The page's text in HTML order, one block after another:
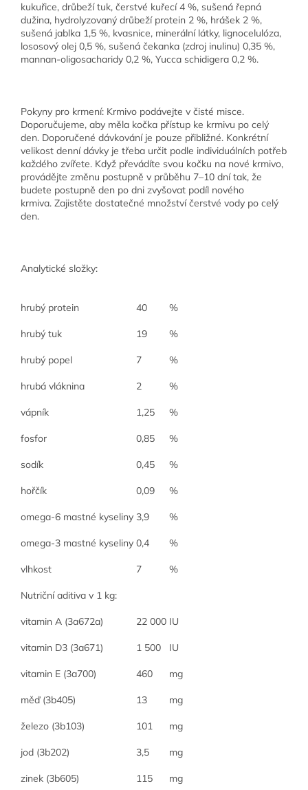
kukuřice, drůbeží tuk, čerstvé kuřecí 4 %, sušená řepná
dužina, hydrolyzovaný drůbeží protein 2 %, hrášek 2 %,
sušená jablka 1,5 %, kvasnice, minerální látky, lignocelulóza,
lososový olej 0,5 %, sušená čekanka (zdroj inulinu) 0,35 %,
mannan-oligosacharidy 0,2 %, Yucca schidigera 0,2 %.
Pokyny pro krmení: Krmivo podávejte v čisté misce.
Doporučujeme, aby měla kočka přístup ke krmivu po celý
den. Doporučené dávkování je pouze přibližné. Konkrétní
velikost denní dávky je třeba určit podle individuálních potřeb
každého zvířete. Když převádíte svou kočku na nové krmivo,
provádějte změnu postupně v průběhu 7–10 dní tak, že
budete postupně den po dni zvyšovat podíl nového
krmiva. Zajistěte dostatečné množství čerstvé vody po celý
den.
Analytické složky:
hrubý protein 40 %
hrubý tuk 19 %
hrubý popel 7 %
hrubá vláknina 2 %
vápník 1,25 %
fosfor 0,85 %
sodík 0,45 %
hořčík 0,09 %
omega-6 mastné kyseliny 3,9 %
omega-3 mastné kyseliny 0,4 %
vlhkost 7 %
Nutriční aditiva v 1 kg:
vitamin A (3a672a) 22 000 IU
vitamin D3 (3a671) 1 500 IU
vitamin E (3a700) 460 mg
měď (3b405) 13 mg
železo (3b103) 101 mg
jod (3b202) 3,5 mg
zinek (3b605) 115 mg